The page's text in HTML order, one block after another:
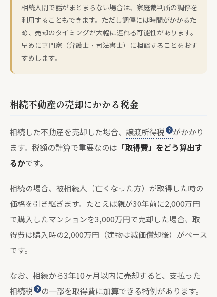
相続人間で話がまとまらない場合は、家庭裁判所の調停を
利用することもできます。ただし調停には時間がかかるた
め、売却のタイミングが大幅に遅れる可能性があります。
早めに専門家（弁護士・司法書士）に相談することをおす
すめします。
相続不動産の売却にかかる税金
相続した不動産を売却した場合、 譲渡所得税
がかかり
ます。税額の計算で重要なのは 「取得費」をどう算出す
るかです。
相続の場合、被相続人（亡くなった方）が取得した時の
価格を引き継ぎます。たとえば親が30年前に2,000万円
で購入したマンションを3,000万円で売却した場合、取
得費は購入時の2,000万円（建物は減価償却後）がベース
です。
なお、相続から3年10ヶ月以内に売却すると、支払った
相続税
の一部を取得費に加算できる特例があります。